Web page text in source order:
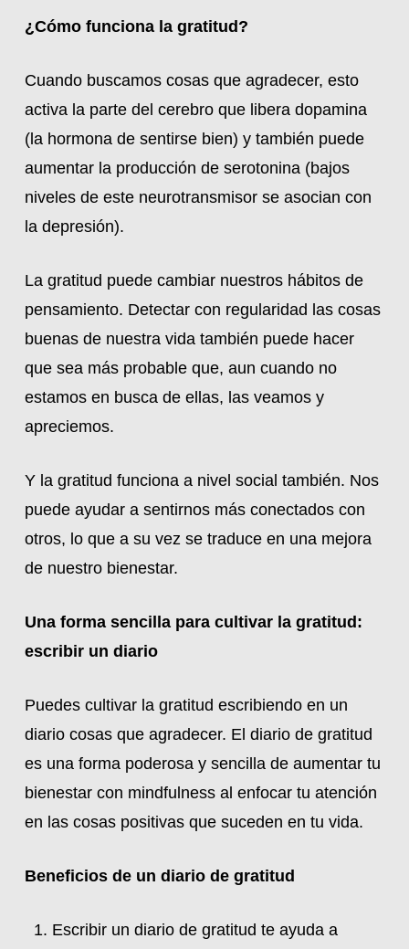
¿Cómo funciona la gratitud?
Cuando buscamos cosas que agradecer, esto
activa la parte del cerebro que libera dopamina
(la hormona de sentirse bien) y también puede
aumentar la producción de serotonina (bajos
niveles de este neurotransmisor se asocian con
la depresión).
La gratitud puede cambiar nuestros hábitos de
pensamiento. Detectar con regularidad las cosas
buenas de nuestra vida también puede hacer
que sea más probable que, aun cuando no
estamos en busca de ellas, las veamos y
apreciemos.
Y la gratitud funciona a nivel social también. Nos
puede ayudar a sentirnos más conectados con
otros, lo que a su vez se traduce en una mejora
de nuestro bienestar.
Una forma sencilla para cultivar la gratitud:
escribir un diario
Puedes cultivar la gratitud escribiendo en un
diario cosas que agradecer. El diario de gratitud
es una forma poderosa y sencilla de aumentar tu
bienestar con mindfulness al enfocar tu atención
en las cosas positivas que suceden en tu vida.
Beneficios de un diario de gratitud
Escribir un diario de gratitud te ayuda a